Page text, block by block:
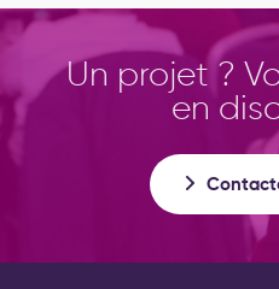
Un projet ?
en